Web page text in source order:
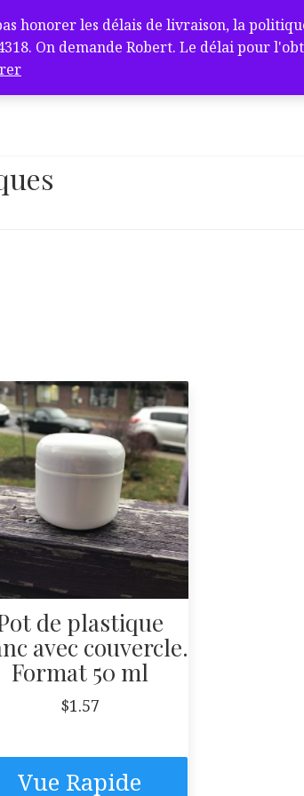
honorer les délais de livraison, la
On demande Robert. Le délai pour
de plastique
avec couvercle.
Format 50 ml
$1.57
Vue Rapide